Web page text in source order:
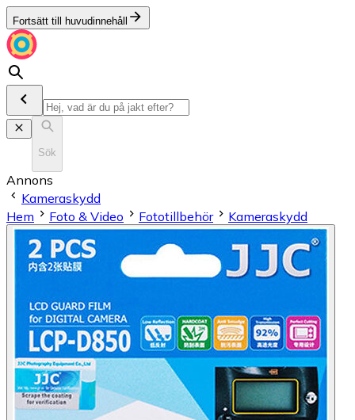
Fortsätt till huvudinnehåll
Sök
Annons
Kameraskydd
Hem
Foto & Video Fototillbehör Kameraskydd